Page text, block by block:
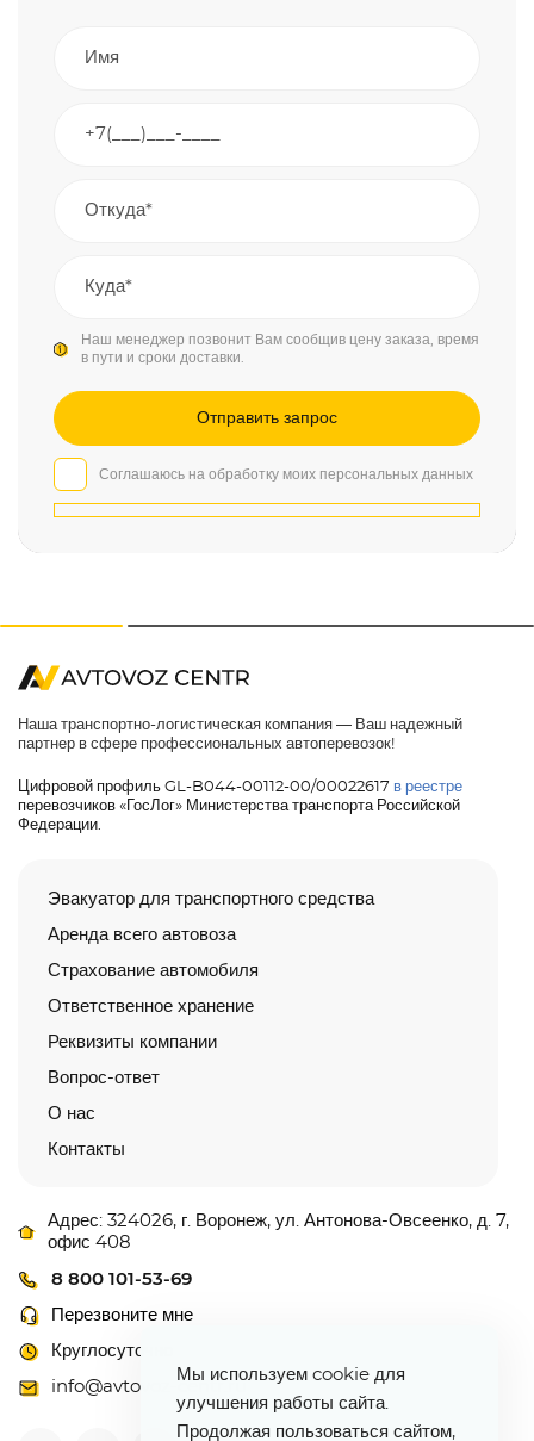
Наш менеджер позвонит Вам сообщив цену заказа, время
в пути и сроки доставки.
Соглашаюсь на обработку моих персональных данных
Наша транспортно-логистическая компания — Ваш надежный
партнер в сфере профессиональных автоперевозок!
Цифровой профиль GL-B044-00112-00/00022617 в реестре
перевозчиков «ГосЛог» Министерства транспорта Российской
Федерации.
Эвакуатор для транспортного средства
Аренда всего автовоза
Страхование автомобиля
Ответственное хранение
Реквизиты компании
Вопрос-ответ
О нас
Контакты
Адрес: 324026, г. Воронеж, ул. Антонова-Овсеенко, д. 7,
офис 408
8 800 101-53-69
Перезвоните мне
Круглосуточно
info@avtovoz-centr.ru
Мы используем cookie для
улучшения работы сайта.
Продолжая пользоваться сайтом,